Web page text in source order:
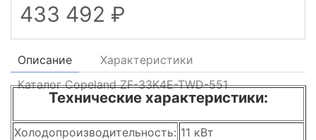
433 492
Описание
Характеристики
Каталог Copeland ZF-33K4E-TWD-551
Технические характеристики:
Холодопроизводительность: 11 кВт